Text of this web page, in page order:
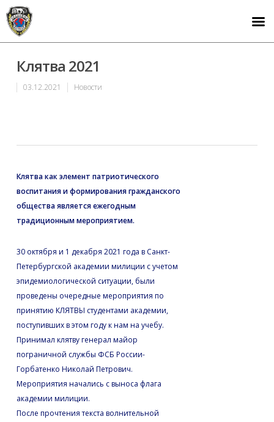
Клятва 2021
03.12.2021 Новости
Клятва как элемент патриотического
воспитания и формирования гражданского
общества является ежегодным
традиционным мероприятием.
30 октября и 1 декабря 2021 года в Санкт-
Петербургской академии милиции с учетом
эпидемиологической ситуации, были
проведены очередные мероприятия по
принятию КЛЯТВЫ студентами академии,
поступивших в этом году к нам на учебу.
Принимал клятву генерал майор
пограничной службы ФСБ России-
Горбатенко Николай Петрович.
Мероприятия начались с выноса флага
академии милиции.
После прочтения текста волнительной